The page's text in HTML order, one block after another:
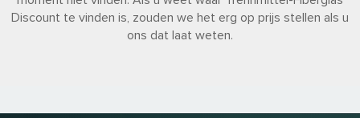
Discount te vinden is, zouden we het erg op prijs stellen als u
ons dat laat weten.